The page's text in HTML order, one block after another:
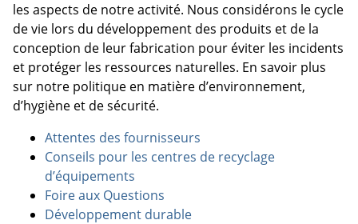
les aspects de notre activité. Nous considérons le cycle
de vie lors du développement des produits et de la
conception de leur fabrication pour éviter les incidents
et protéger les ressources naturelles. En savoir plus
sur notre politique en matière d’environnement,
d’hygiène et de sécurité.
Attentes des fournisseurs
Conseils pour les centres de recyclage
d’équipements
Foire aux Questions
Développement durable